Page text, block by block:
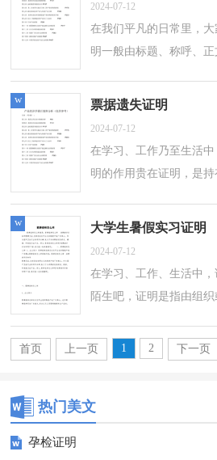
2024-07-12
在我们平凡的日常里，
明一般由标题、称呼、正
小编帮大家整理的在校证
票据遗失证明
2024-07-12
在学习、工作乃至生活
明的作用贵在证明，是持
才正确呢？下面是小编
w
大学生暑假实习证明
2024-07-12
在学习、工作、生活中
陌生吧，证明是指由组
证明呢？下面是小编帮大
w
首页 上一页 1 2 下一页
热门美文
孕检证明